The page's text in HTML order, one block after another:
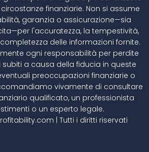
finanziarie. Non si assume
garanzia o assicurazione—sia
l'accuratezza, la tempestività,
delle informazioni fornite.
ogni responsabilità per perdite
subiti a causa della fiducia in queste
preoccupazioni finanziarie o
vivamente di consultare
qualificato, un professionista
o un esperto legale.
| Tutti i diritti riservati